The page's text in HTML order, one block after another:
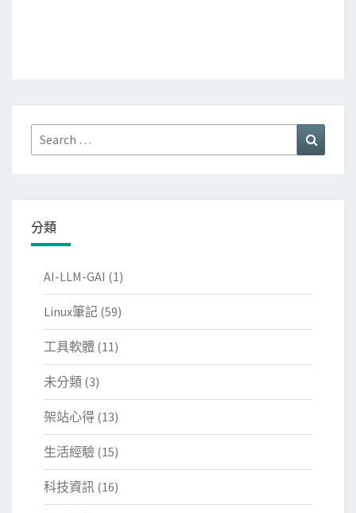
Search
for:
分類
AI-LLM-GAI (1)
Linux筆記 (59)
工具軟體 (11)
未分類 (3)
架站心得 (13)
生活經驗 (15)
科技資訊 (16)